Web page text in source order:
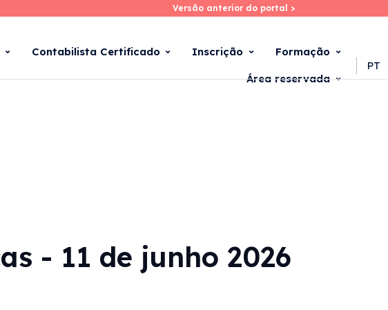
Skip
main
Versão anterior do portal >
Versão anterior do portal >
Contabilista Certificado Inscrição Formação
Área reservada
PT
- 11 de junho 2026